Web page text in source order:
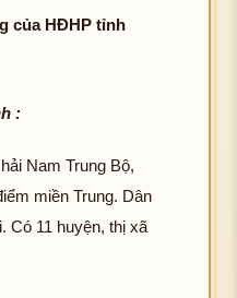
của HĐHP tỉnh
:
Nam Trung Bộ,
miền Trung. Dân
Có 11 huyện, thị xã